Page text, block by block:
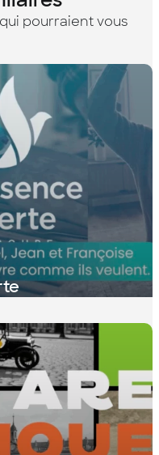
pourraient vous